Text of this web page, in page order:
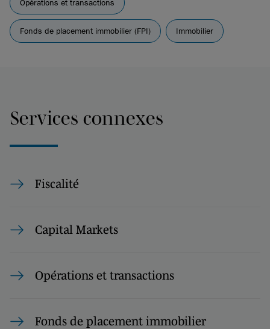
Opérations et transactions
Fonds de placement immobilier (FPI) Immobilier
Services connexes
Fiscalité
Capital Markets
Opérations et transactions
Fonds de placement immobilier